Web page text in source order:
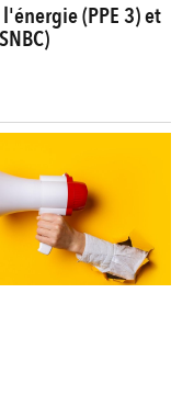
(PPE 3) et